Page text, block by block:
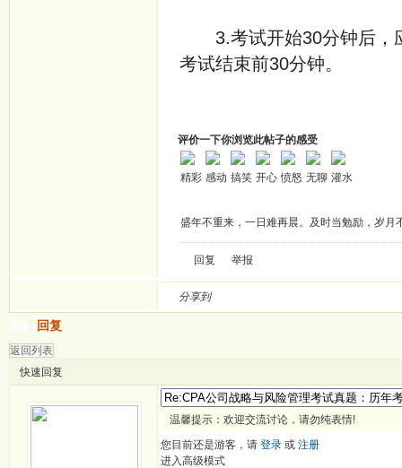
3.考试开始30分钟后，
考试结束前30分钟。
评价一下你浏览此帖子的感受
精彩 感动 搞笑 开心 愤怒 无聊 灌水
盛年不重来，一日难再晨。及时当勉励，岁月
回复 举报
分享到
回复
返回列表
快速回复
温馨提示：欢迎交流讨论，请勿纯表情!
您目前还是游客，请 登录 或 注册
进入高级模式